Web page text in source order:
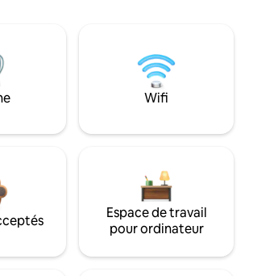
Wifi
Espace de travail
pour ordinateur